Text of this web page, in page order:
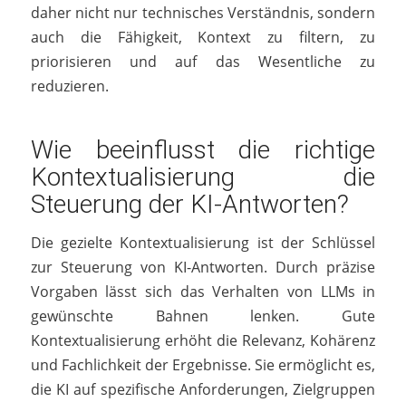
daher nicht nur technisches Verständnis, sondern
auch die Fähigkeit, Kontext zu filtern, zu
priorisieren und auf das Wesentliche zu
reduzieren.
Wie beeinflusst die richtige
Kontextualisierung die
Steuerung der KI-Antworten?
Die gezielte Kontextualisierung ist der Schlüssel
zur Steuerung von KI-Antworten. Durch präzise
Vorgaben lässt sich das Verhalten von LLMs in
gewünschte Bahnen lenken. Gute
Kontextualisierung erhöht die Relevanz, Kohärenz
und Fachlichkeit der Ergebnisse. Sie ermöglicht es,
die KI auf spezifische Anforderungen, Zielgruppen